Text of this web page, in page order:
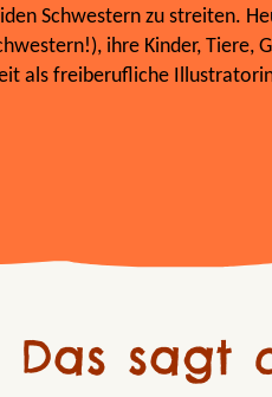
Schwestern zu streiten.
ihre Kinder, Tiere,
als freiberufliche
Das sagt